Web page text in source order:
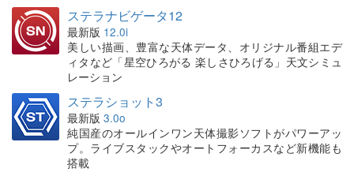
ステラナビゲータ12
最新版 12.0i
美しい描画、豊富な天体データ、オリジナル番組エデ
ィタなど「星空ひろがる 楽しさひろげる」天文シミュ
レーション
ステラショット3
最新版 3.0o
純国産のオールインワン天体撮影ソフトがパワーアッ
プ。ライブスタックやオートフォーカスなど新機能も
搭載